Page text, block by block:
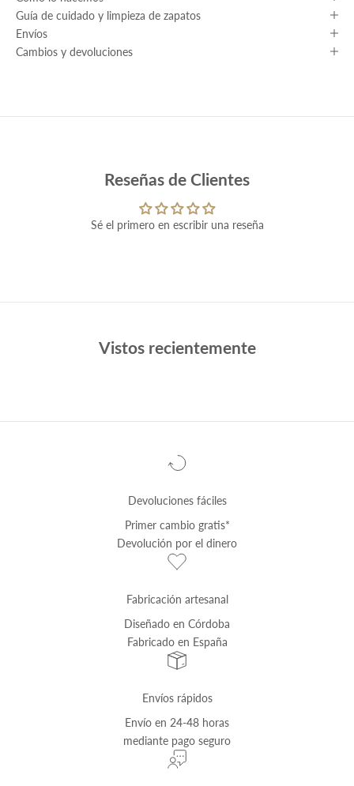
Guía de cuidado y limpieza de zapatos
Envíos
Cambios y devoluciones
Reseñas de Clientes
Sé el primero en escribir una reseña
Vistos recientemente
Devoluciones fáciles
Primer cambio gratis*
Devolución por el dinero
Fabricación artesanal
Diseñado en Córdoba
Fabricado en España
Envíos rápidos
Envío en 24-48 horas
mediante pago seguro